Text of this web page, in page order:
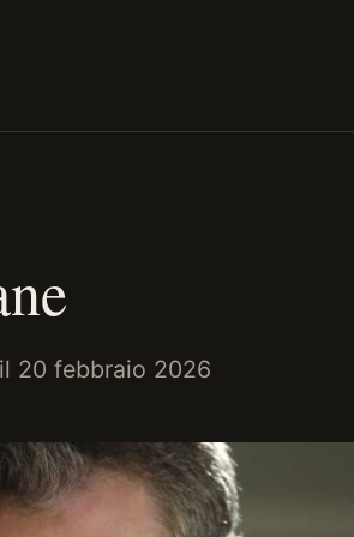
20 febbraio 2026